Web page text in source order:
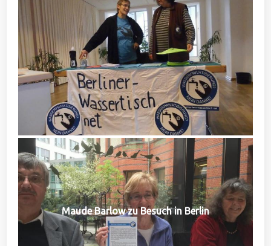
Maude Barlow zu Besuch in Berlin